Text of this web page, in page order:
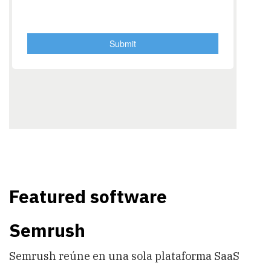
Featured software
Semrush
Semrush reúne en una sola plataforma SaaS